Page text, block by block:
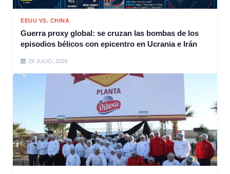
EEUU VS. CHINA
Guerra proxy global: se cruzan las bombas de los
episodios bélicos con epicentro en Ucrania e Irán
29 JULIO, 2026